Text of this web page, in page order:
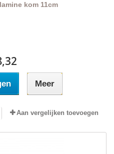
kom 11cm
Meer
Aan vergelijken toevoegen